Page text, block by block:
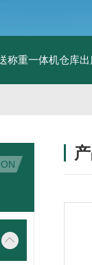
称重一体机仓库